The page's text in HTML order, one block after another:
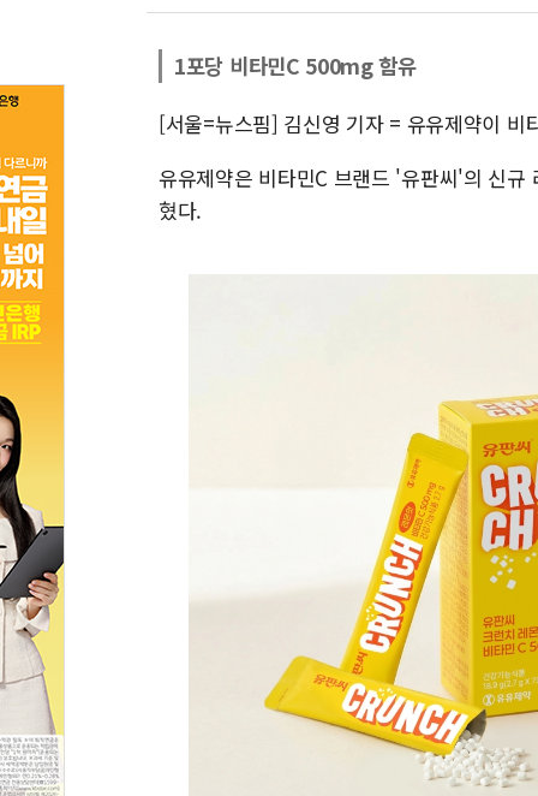
1포당 비타민C 500mg 함유
[서울=뉴스핌] 김신영 기자 = 유유제약이 비
유유제약은 비타민C 브랜드 '유판씨'의 신
혔다.